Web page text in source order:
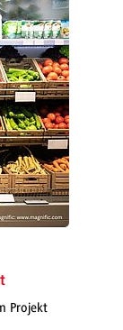
Projekt